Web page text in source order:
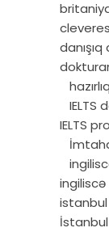
danışıq
hazırlıq
IELTS
IELTS
ingiliscə